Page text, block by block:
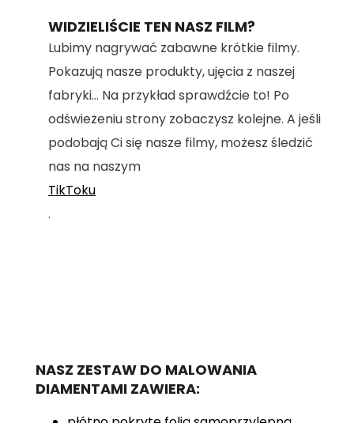
WIDZIELIŚCIE TEN NASZ FILM?
Lubimy nagrywać zabawne krótkie filmy.
Pokazują nasze produkty, ujęcia z naszej
fabryki... Na przykład sprawdźcie to! Po
odświeżeniu strony zobaczysz kolejne. A jeśli
podobają Ci się nasze filmy, możesz śledzić
nas na naszym
TikToku
.
NASZ ZESTAW DO MALOWANIA
DIAMENTAMI ZAWIERA: